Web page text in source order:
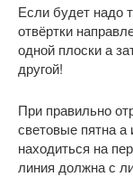
Если будет надо
отвёртки
одной плоски а
другой!
При правильно
световые пятна
находиться на
линия должна с